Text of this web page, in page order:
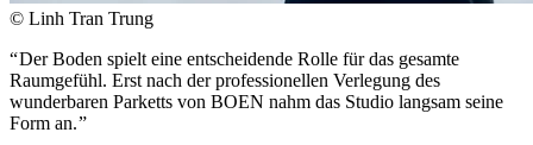
© Linh Tran Trung
Der Boden spielt eine entscheidende Rolle für das gesamte
Raumgefühl. Erst nach der professionellen Verlegung des
wunderbaren Parketts von BOEN nahm das Studio langsam seine
Form an.